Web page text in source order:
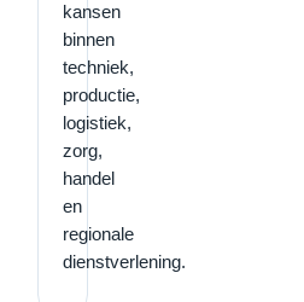
kansen
binnen
techniek,
productie,
logistiek,
zorg,
handel
en
regionale
dienstverlening.